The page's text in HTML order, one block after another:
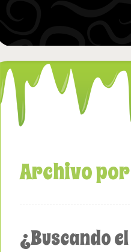
Archivo
¿Buscando